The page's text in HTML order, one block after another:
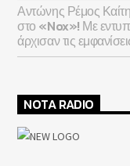
Αντώνης Ρέμος
στο «Nox»! Με
άρχισαν τις
NOTA RADIO